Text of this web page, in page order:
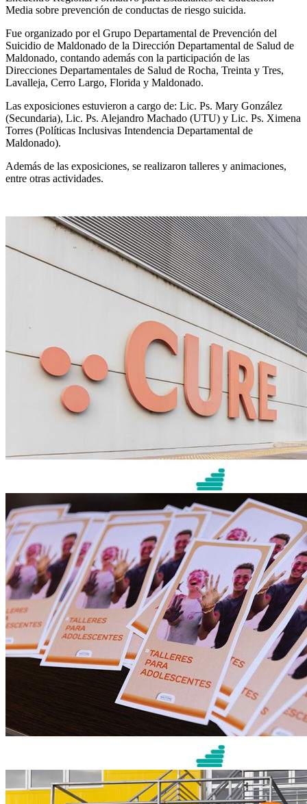
Media sobre prevención de conductas de riesgo suicida.
Fue organizado por el Grupo Departamental de Prevención del
Suicidio de Maldonado de la Dirección Departamental de Salud de
Maldonado, contando además con la participación de las
Direcciones Departamentales de Salud de Rocha, Treinta y Tres,
Lavalleja, Cerro Largo, Florida y Maldonado.
Las exposiciones estuvieron a cargo de: Lic. Ps. Mary González
(Secundaria), Lic. Ps. Alejandro Machado (UTU) y Lic. Ps. Ximena
Torres (Políticas Inclusivas Intendencia Departamental de
Maldonado).
Además de las exposiciones, se realizaron talleres y animaciones,
entre otras actividades.